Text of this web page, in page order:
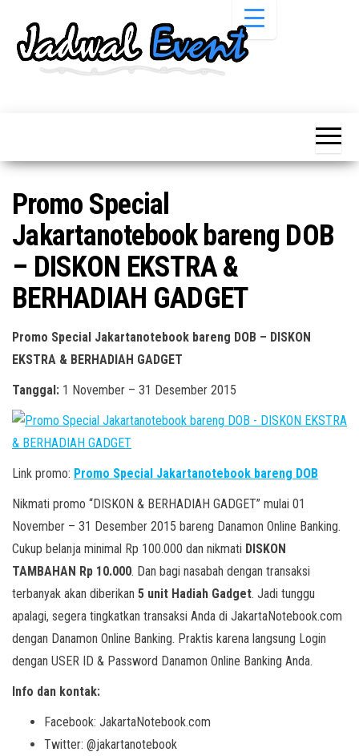
Pameran,
Acara &
Promo
Terbaru
Pameran,
Bazaar,
Workshop,
Job Fair,
Lomba dll.
Promo Special
Jakartanotebook bareng DOB
– DISKON EKSTRA &
BERHADIAH GADGET
Promo Special Jakartanotebook bareng DOB – DISKON
EKSTRA & BERHADIAH GADGET
Tanggal: 1 November – 31 Desember 2015
Link promo: Promo Special Jakartanotebook bareng DOB
Nikmati promo “DISKON & BERHADIAH GADGET” mulai 01
November – 31 Desember 2015 bareng Danamon Online Banking.
Cukup belanja minimal Rp 100.000 dan nikmati DISKON
TAMBAHAN Rp 10.000. Dan bagi nasabah dengan transaksi
terbanyak akan diberikan 5 unit Hadiah Gadget. Jadi tunggu
apalagi, segera tingkatkan transaksi Anda di JakartaNotebook.com
dengan Danamon Online Banking. Praktis karena langsung Login
dengan USER ID & Password Danamon Online Banking Anda.
Info dan kontak:
Facebook: JakartaNotebook.com
Twitter: @jakartanotebook